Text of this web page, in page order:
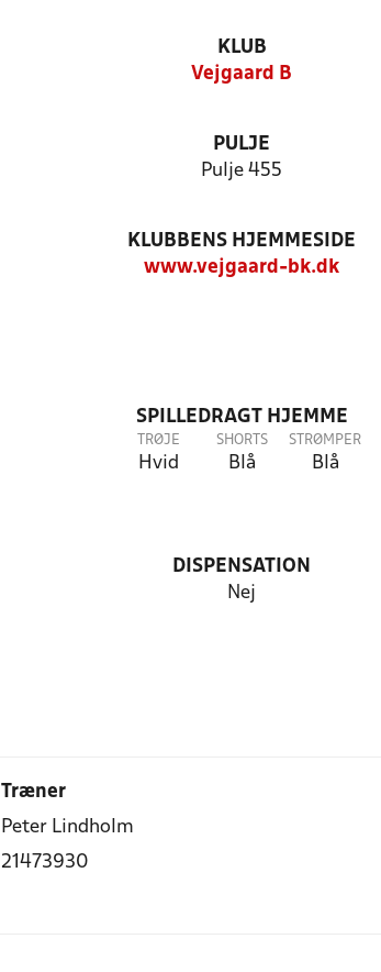
KLUB
Vejgaard B
PULJE
Pulje 455
KLUBBENS HJEMMESIDE
www.vejgaard-bk.dk
SPILLEDRAGT HJEMME
TRØJE
Hvid
SHORTS
Blå
STRØMPER
Blå
DISPENSATION
Nej
Træner
Peter Lindholm
21473930